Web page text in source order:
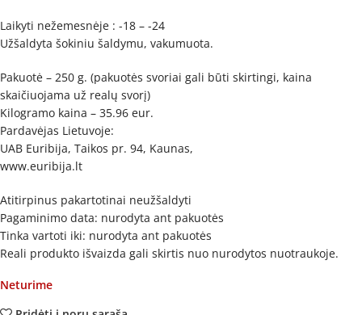
Laikyti nežemesnėje : -18 – -24
Užšaldyta šokiniu šaldymu, vakumuota.
Pakuotė – 250 g. (pakuotės svoriai gali būti skirtingi, kaina
skaičiuojama už realų svorį)
Kilogramo kaina – 35.96 eur.
Pardavėjas Lietuvoje:
UAB Euribija, Taikos pr. 94, Kaunas,
www.euribija.lt
Atitirpinus pakartotinai neužšaldyti
Pagaminimo data: nurodyta ant pakuotės
Tinka vartoti iki: nurodyta ant pakuotės
Reali produkto išvaizda gali skirtis nuo nurodytos nuotraukoje.
Neturime